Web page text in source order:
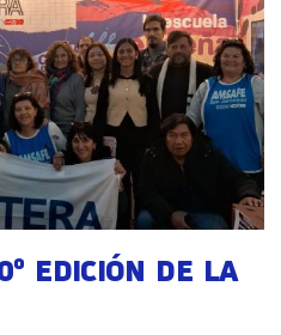
EDICIÓN DE LA